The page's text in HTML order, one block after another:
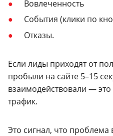
Вовлеченность
События (клики по
Отказы.
Если лиды приходят от
пробыли на сайте 5–15
взаимодействовали —
трафик.
Это сигнал, что